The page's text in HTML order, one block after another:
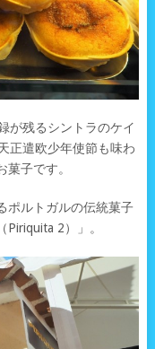
が残るシントラのケイ
正遣欧少年使節も味わ
子です。
ポルトガルの伝統菓子
2）」。